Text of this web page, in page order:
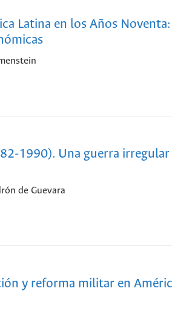
Latina en los Años
1990). Una guerra
de Guevara
y reforma militar en